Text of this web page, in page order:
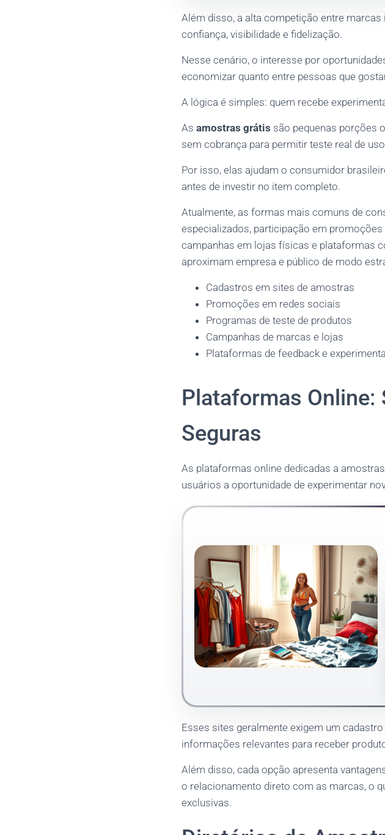
Além disso, a alta competição entre
confiança, visibilidade e fidelização.
Nesse cenário, o interesse por
economizar quanto entre pessoas que
A lógica é simples: quem recebe
As amostras grátis são pequenas porções
sem cobrança para permitir teste real de
Por isso, elas ajudam o consumidor
antes de investir no item completo.
Atualmente, as formas mais comuns de
especializados, participação em
campanhas em lojas físicas e plataformas
aproximam empresa e público de modo
Cadastros em sites de amostras
Promoções em redes sociais
Programas de teste de produtos
Campanhas de marcas e lojas
Plataformas de feedback e
Plataformas Online:
Seguras
As plataformas online dedicadas a
usuários a oportunidade de experimentar
Esses sites geralmente exigem um
informações relevantes para receber
Além disso, cada opção apresenta
o relacionamento direto com as marcas, o
exclusivas.